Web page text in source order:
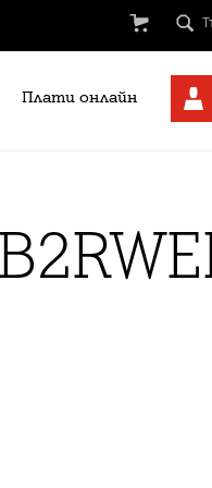
Плати онлайн